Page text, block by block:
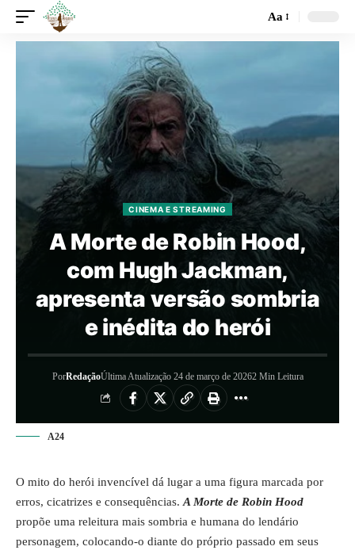
Aa
CINEMA E STREAMING
A Morte de Robin Hood,
com Hugh Jackman,
apresenta versão sombria
e inédita do herói
PorRedaçãoÚltima Atualização 24 de março de 20262 Min Leitura
A24
O mito do herói invencível dá lugar a uma figura marcada por
erros, cicatrizes e consequências. A Morte de Robin Hood
propõe uma releitura mais sombria e humana do lendário
personagem, colocando-o diante do próprio passado em seus